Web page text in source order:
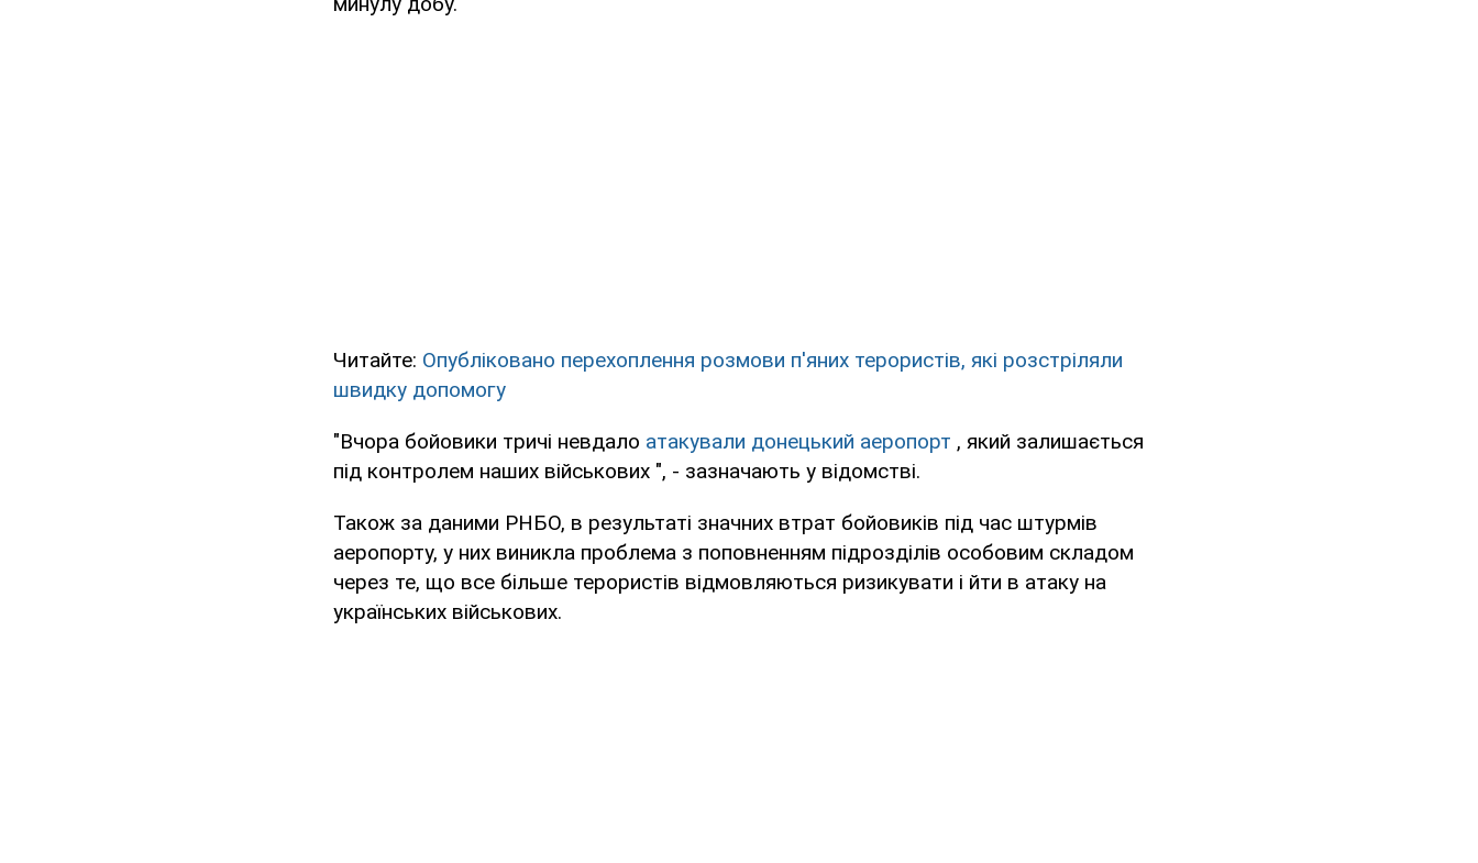
Читайте: Опубліковано перехоплення розмови п'яних терористів, які розстріляли
швидку допомогу
"Вчора бойовики тричі невдало атакували донецький аеропорт , який залишається
під контролем наших військових ", - зазначають у відомстві.
Також за даними РНБО, в результаті значних втрат бойовиків під час штурмів
аеропорту, у них виникла проблема з поповненням підрозділів особовим складом
через те, що все більше терористів відмовляються ризикувати і йти в атаку на
українських військових.